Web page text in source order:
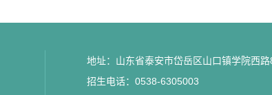
地址：山东省泰安市岱岳区山口镇学院西路
招生电话：0538-6305003